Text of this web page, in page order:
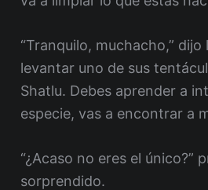
“Tranquilo, muchacho,” dijo
levantar uno de sus
Shatlu. Debes aprender a
especie, vas a encontrar a
“¿Acaso no eres el único?”
sorprendido.